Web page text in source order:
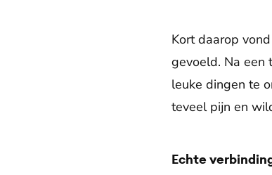
Kort daarop
gevoeld. Na een
leuke dingen te
teveel pijn en
Echte